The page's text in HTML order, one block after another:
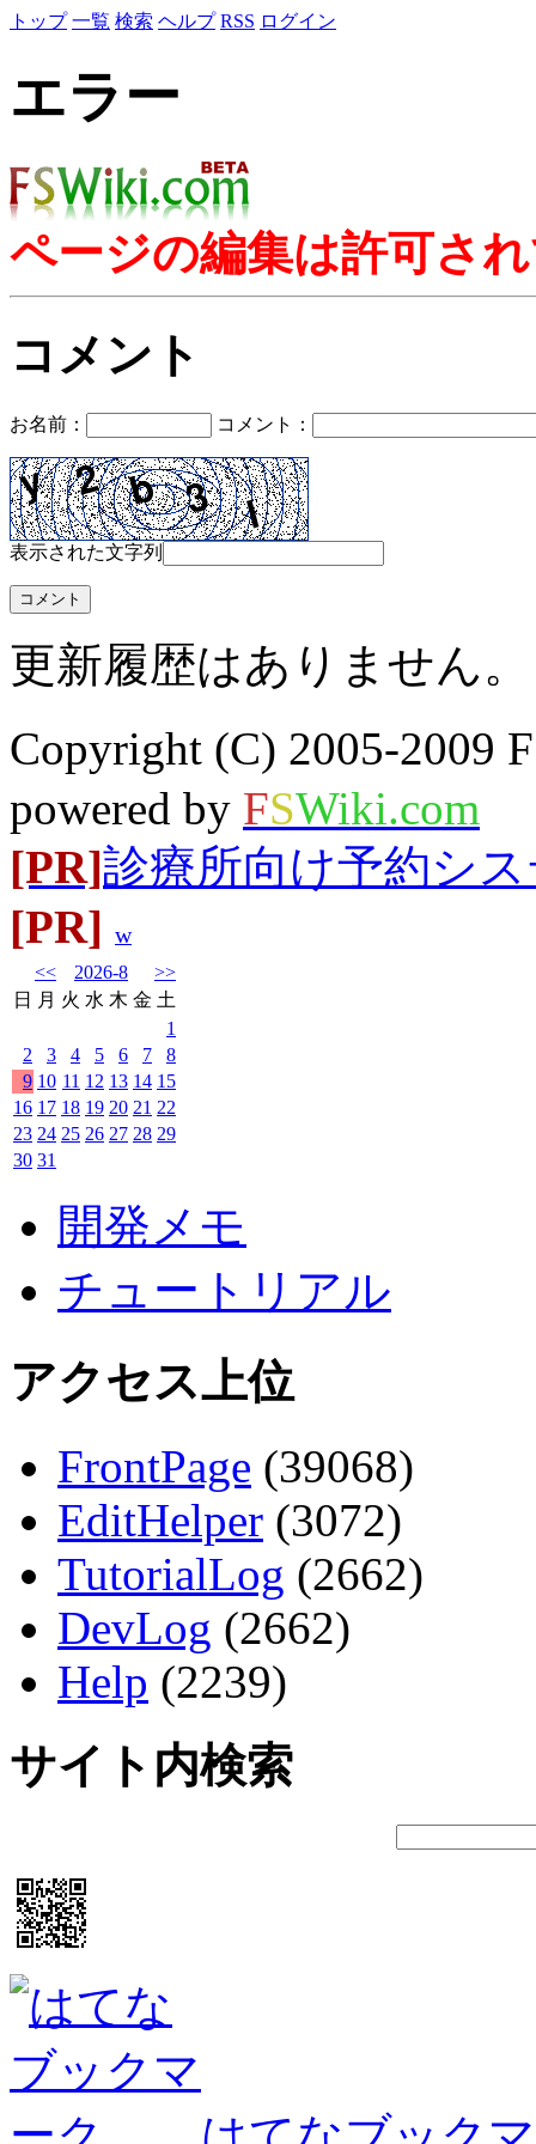
トップ 一覧 検索 ヘルプ RSS ログイン
エラー
ページの編集は許可さ
コメント
お名前： コメント：
表示された文字列
更新履歴はありません。
Copyright (C) 2005-2009
powered by FSWiki.com
[PR]診療所向け予約シ
[PR] w
<< 2026-8
>>
日 月 火 水 木 金 土
1
2
3 4 5 6 7
8
9 10 11 12 13 14 15
16 17 18 19 20 21 22
23 24 25 26 27 28 29
30 31
開発メモ
チュートリアル
アクセス上位
FrontPage (39068)
EditHelper (3072)
TutorialLog (2662)
DevLog (2662)
Help (2239)
サイト内検索